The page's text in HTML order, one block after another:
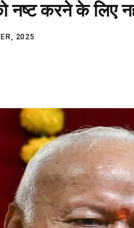
नष्ट करने के लिए
2025